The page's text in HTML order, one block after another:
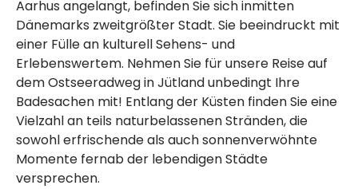
Aarhus angelangt, befinden Sie sich inmitten
Dänemarks zweitgrößter Stadt. Sie beeindruckt mit
einer Fülle an kulturell Sehens- und
Erlebenswertem. Nehmen Sie für unsere Reise auf
dem Ostseeradweg in Jütland unbedingt Ihre
Badesachen mit! Entlang der Küsten finden Sie eine
Vielzahl an teils naturbelassenen Stränden, die
sowohl erfrischende als auch sonnenverwöhnte
Momente fernab der lebendigen Städte
versprechen.